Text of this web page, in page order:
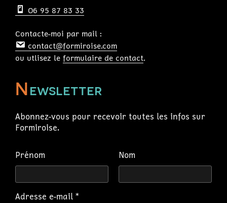
O6 95 87 83 33
Contacte-moi par mail :
contact@formiroise.com
ou utlisez le formulaire de contact.
Newsletter
Abonnez-vous pour recevoir toutes les infos sur
Formiroise.
Prénom Nom
Adresse e-mail *